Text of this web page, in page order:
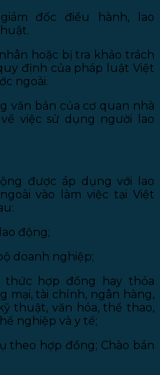
đốc điều hành, lao
hoặc bị tra khảo trách
định của pháp luật Việt
ngoài.
văn bản của cơ quan nhà
việc sử dụng người lao
được áp dụng với lao
vào làm việc tại Việt
động;
doanh nghiệp;
thức hợp đồng hay thỏa
mại, tài chính, ngân hàng,
thuật, văn hóa, thể thao,
nghiệp và y tế;
theo hợp đồng; Chào bán